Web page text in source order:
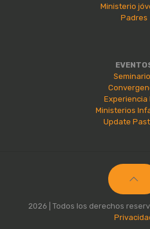
Ministerio
Padres
Experiencia
Ministerios
Update
2026 | Todos los derechos